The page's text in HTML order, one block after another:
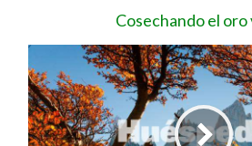
Cosechando el oro